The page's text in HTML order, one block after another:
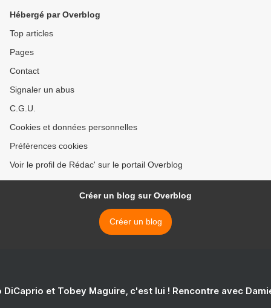
Hébergé par Overblog
Top articles
Pages
Contact
Signaler un abus
C.G.U.
Cookies et données personnelles
Préférences cookies
Voir le profil de Rédac' sur le portail Overblog
Créer un blog sur Overblog
Créer un blog
DiCaprio et Tobey Maguire, c'est lui ! Rencontre avec